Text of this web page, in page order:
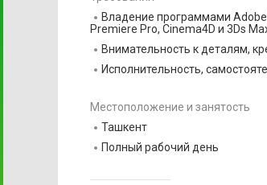
Владение программами
Premiere Pro, Cinema4D и 3Ds
Внимательность к деталям,
Исполнительность,
Местоположение и занятость
Ташкент
Полный рабочий день